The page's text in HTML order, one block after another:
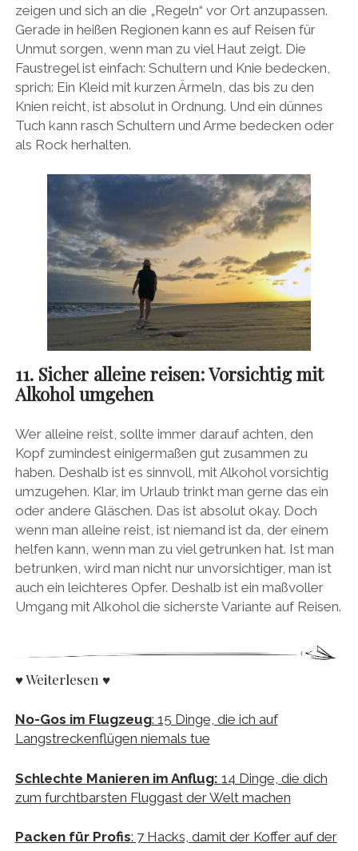
zeigen und sich an die „Regeln“ vor Ort anzupassen.
Gerade in heißen Regionen kann es auf Reisen für
Unmut sorgen, wenn man zu viel Haut zeigt. Die
Faustregel ist einfach: Schultern und Knie bedecken,
sprich: Ein Kleid mit kurzen Ärmeln, das bis zu den
Knien reicht, ist absolut in Ordnung. Und ein dünnes
Tuch kann rasch Schultern und Arme bedecken oder
als Rock herhalten.
11. Sicher alleine reisen: Vorsichtig mit
Alkohol umgehen
Wer alleine reist, sollte immer darauf achten, den
Kopf zumindest einigermaßen gut zusammen zu
haben. Deshalb ist es sinnvoll, mit Alkohol vorsichtig
umzugehen. Klar, im Urlaub trinkt man gerne das ein
oder andere Gläschen. Das ist absolut okay. Doch
wenn man alleine reist, ist niemand ist da, der einem
helfen kann, wenn man zu viel getrunken hat. Ist man
betrunken, wird man nicht nur unvorsichtiger, man ist
auch ein leichteres Opfer. Deshalb ist ein maßvoller
Umgang mit Alkohol die sicherste Variante auf Reisen.
♥ Weiterlesen ♥
No-Gos im Flugzeug: 15 Dinge, die ich auf
Langstreckenflügen niemals tue
Schlechte Manieren im Anflug: 14 Dinge, die dich
zum furchtbarsten Fluggast der Welt machen
Packen für Profis: 7 Hacks, damit der Koffer auf der